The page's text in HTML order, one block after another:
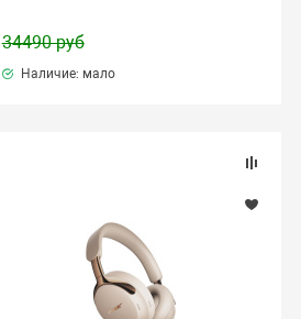
34490 руб
Наличие: мало